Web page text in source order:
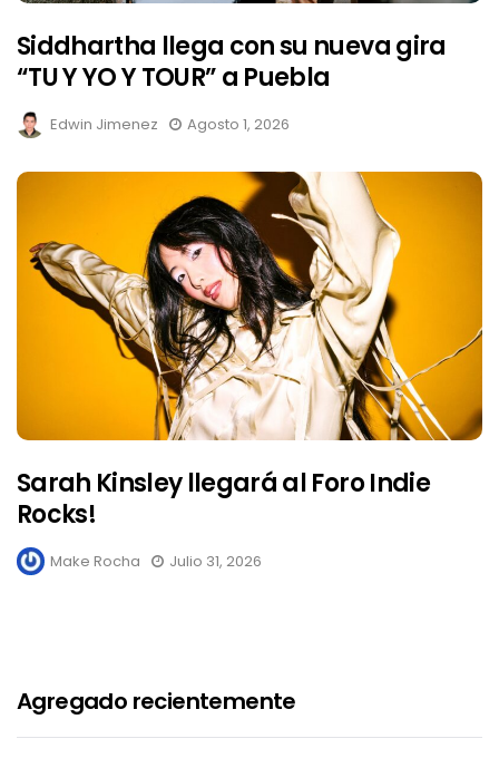
Siddhartha llega con su nueva gira
“TU Y YO Y TOUR” a Puebla
Edwin Jimenez Agosto 1, 2026
Sarah Kinsley llegará al Foro Indie
Rocks!
Make Rocha Julio 31, 2026
Agregado recientemente